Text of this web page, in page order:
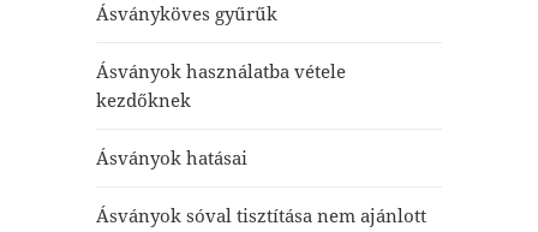
Ásványköves gyűrűk
Ásványok használatba vétele
kezdőknek
Ásványok hatásai
Ásványok sóval tisztítása nem ajánlott